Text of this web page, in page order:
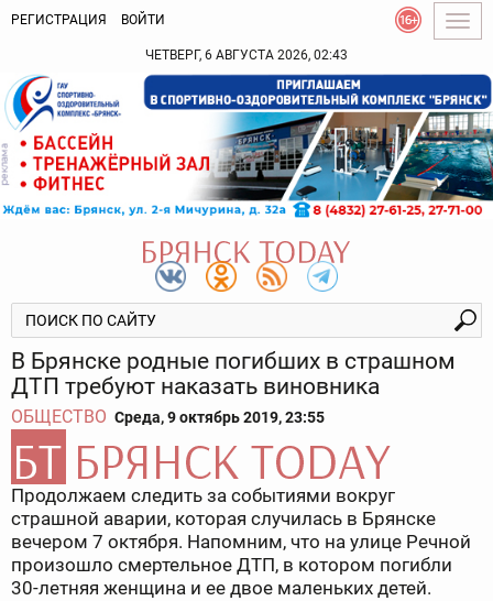
РЕГИСТРАЦИЯ ВОЙТИ
ЧЕТВЕРГ, 6 АВГУСТА 2026, 02:43
В Брянске родные погибших в страшном
ДТП требуют наказать виновника
ОБЩЕСТВО Среда, 9 октябрь 2019, 23:55
Продолжаем следить за событиями вокруг
страшной аварии, которая случилась в Брянске
вечером 7 октября. Напомним, что на улице Речной
произошло смертельное ДТП, в котором погибли
30-летняя женщина и ее двое маленьких детей.